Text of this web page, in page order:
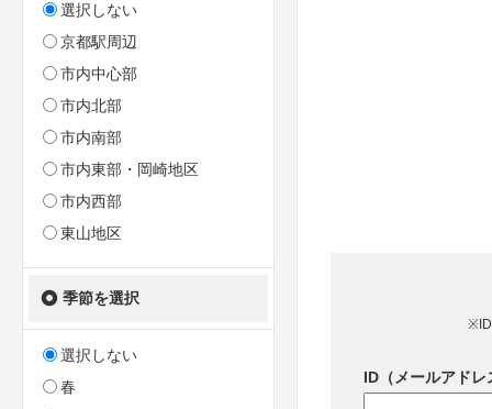
選択しない
京都駅周辺
市内中心部
市内北部
市内南部
市内東部・岡崎地区
市内西部
東山地区
季節を選択
選択しない
春
※ID
ID（メールアドレ